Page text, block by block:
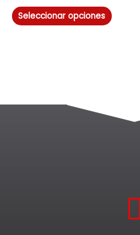
Seleccionar opciones